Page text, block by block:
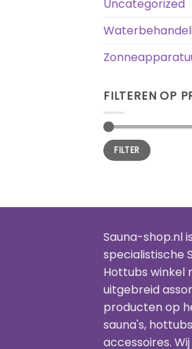
Uncategorized
FILTEREN OP
Min.
prijs
Max.
prijsFILTER
Sauna-shop.nl
specialistische
Hottubs winkel
uitgebreid
producten op
sauna's,
accessoires.